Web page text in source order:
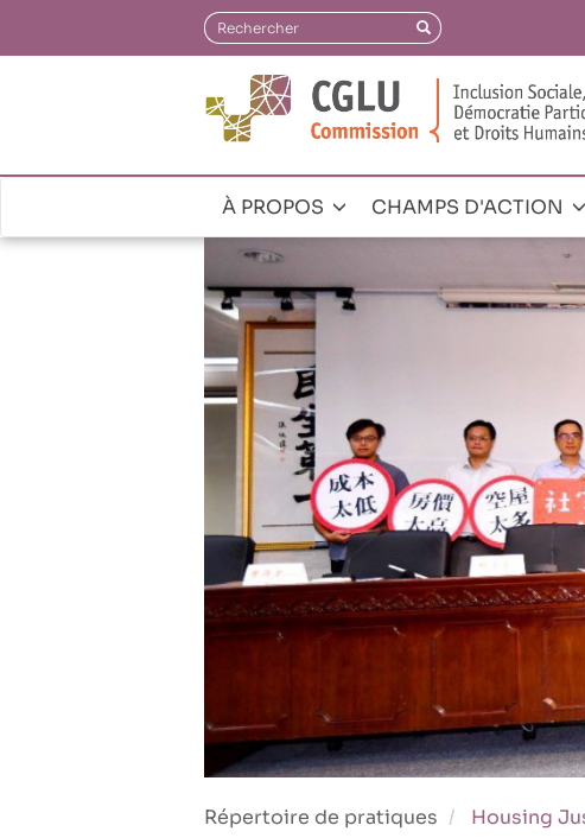
Rechercher Rechercher
Navegación
principal
À PROPOS CHAMPS D'ACTION
Répertoire de pratiques Housing